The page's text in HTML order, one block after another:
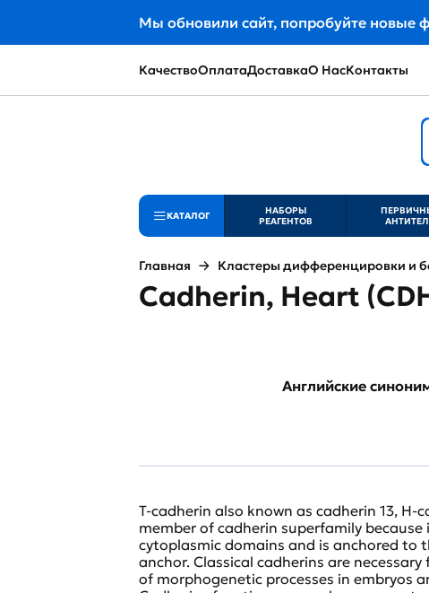
Мы обновили сайт, попробуйте новые
КачествоОплатаДоставкаО НасКонтакты
КАТАЛОГ
НАБОРЫ
РЕАГЕНТОВ
Главная Кластеры дифференцировки и
Cadherin, Heart
Английские
T-cadherin also known as cadherin 13, H-
member of cadherin superfamily
cytoplasmic domains and is anchored to
anchor. Classical cadherins are
of morphogenetic processes in embryos